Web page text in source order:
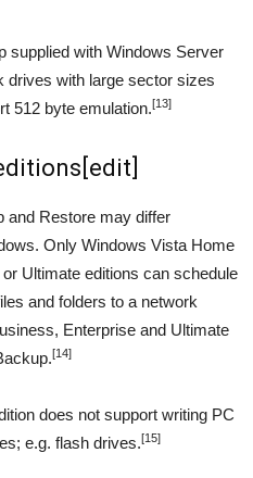
supplied with Windows Server
drives with large sector sizes
512 byte emulation.[13]
edit
and Restore may differ
Only Windows Vista Home
Ultimate editions can schedule
and folders to a network
Enterprise and Ultimate
[14]
does not support writing PC
e.g. flash drives.[15]